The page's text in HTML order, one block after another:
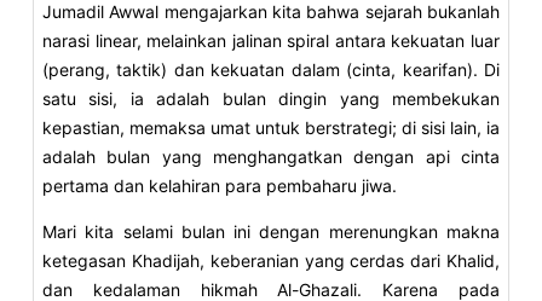
Jumadil Awwal mengajarkan kita bahwa sejarah bukanlah
narasi linear, melainkan jalinan spiral antara kekuatan luar
(perang, taktik) dan kekuatan dalam (cinta, kearifan). Di
satu sisi, ia adalah bulan dingin yang membekukan
kepastian, memaksa umat untuk berstrategi; di sisi lain, ia
adalah bulan yang menghangatkan dengan api cinta
pertama dan kelahiran para pembaharu jiwa.
Mari kita selami bulan ini dengan merenungkan makna
ketegasan Khadijah, keberanian yang cerdas dari Khalid,
dan kedalaman hikmah Al-Ghazali. Karena pada